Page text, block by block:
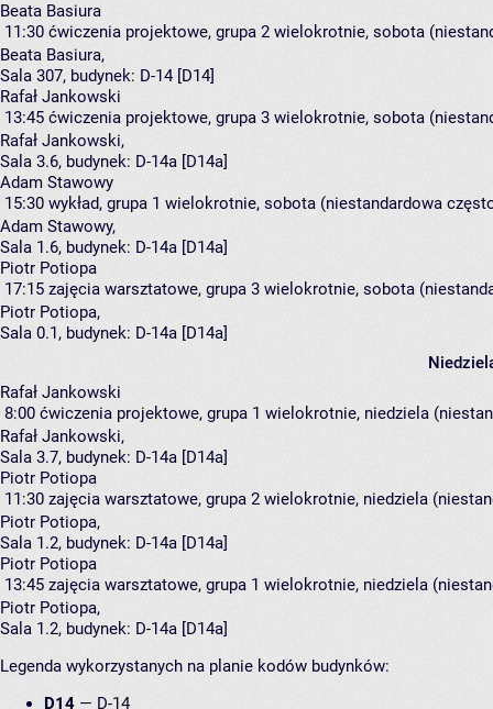
Beata Basiura
11:30 ćwiczenia projektowe, grupa 2 wielokrotnie, sobota
Beata Basiura,
Sala 307, budynek: D-14 [D14]
Rafał Jankowski
13:45 ćwiczenia projektowe, grupa 3 wielokrotnie, sobota
Rafał Jankowski,
Sala 3.6, budynek: D-14a [D14a]
Adam Stawowy
15:30 wykład, grupa 1 wielokrotnie, sobota (niestandardowa
Adam Stawowy,
Sala 1.6, budynek: D-14a [D14a]
Piotr Potiopa
17:15 zajęcia warsztatowe, grupa 3 wielokrotnie, sobota
Piotr Potiopa,
Sala 0.1, budynek: D-14a [D14a]
Rafał Jankowski
8:00 ćwiczenia projektowe, grupa 1 wielokrotnie, niedziela
Rafał Jankowski,
Sala 3.7, budynek: D-14a [D14a]
Piotr Potiopa
11:30 zajęcia warsztatowe, grupa 2 wielokrotnie, niedziela
Piotr Potiopa,
Sala 1.2, budynek: D-14a [D14a]
Piotr Potiopa
13:45 zajęcia warsztatowe, grupa 1 wielokrotnie, niedziela
Piotr Potiopa,
Sala 1.2, budynek: D-14a [D14a]
Legenda wykorzystanych na planie kodów budynków:
D14 — D-14